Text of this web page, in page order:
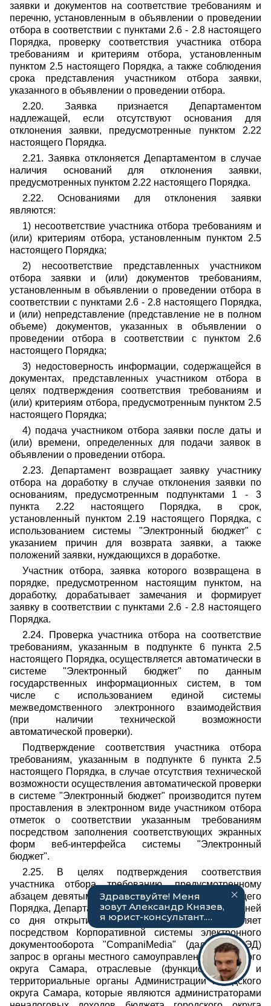
заявки и документов на соответствие требованиям и
перечню, установленным в объявлении о проведении
отбора в соответствии с пунктами 2.6 - 2.8 настоящего
Порядка, проверку соответствия участника отбора
требованиям и критериям отбора, установленным
пунктом 2.5 настоящего Порядка, а также соблюдения
срока представления участником отбора заявки,
указанного в объявлении о проведении отбора.
2.20. Заявка признается Департаментом
надлежащей, если отсутствуют основания для
отклонения заявки, предусмотренные пунктом 2.22
настоящего Порядка.
2.21. Заявка отклоняется Департаментом в случае
наличия оснований для отклонения заявки,
предусмотренных пунктом 2.22 настоящего Порядка.
2.22. Основаниями для отклонения заявки
являются:
1) несоответствие участника отбора требованиям и
(или) критериям отбора, установленным пунктом 2.5
настоящего Порядка;
2) несоответствие представленных участником
отбора заявки и (или) документов требованиям,
установленным в объявлении о проведении отбора в
соответствии с пунктами 2.6 - 2.8 настоящего Порядка,
и (или) непредставление (представление не в полном
объеме) документов, указанных в объявлении о
проведении отбора в соответствии с пунктом 2.6
настоящего Порядка;
3) недостоверность информации, содержащейся в
документах, представленных участником отбора в
целях подтверждения соответствия требованиям и
(или) критериям отбора, предусмотренным пунктом 2.5
настоящего Порядка;
4) подача участником отбора заявки после даты и
(или) времени, определенных для подачи заявок в
объявлении о проведении отбора.
2.23. Департамент возвращает заявку участнику
отбора на доработку в случае отклонения заявки по
основаниям, предусмотренным подпунктами 1 - 3
пункта 2.22 настоящего Порядка, в срок,
установленный пунктом 2.19 настоящего Порядка, с
использованием системы "Электронный бюджет" с
указанием причин для возврата заявки, а также
положений заявки, нуждающихся в доработке.
Участник отбора, заявка которого возвращена в
порядке, предусмотренном настоящим пунктом, на
доработку, дорабатывает замечания и формирует
заявку в соответствии с пунктами 2.6 - 2.8 настоящего
Порядка.
2.24. Проверка участника отбора на соответствие
требованиям, указанным в подпункте 6 пункта 2.5
настоящего Порядка, осуществляется автоматически в
системе "Электронный бюджет" по данным
государственных информационных систем, в том
числе с использованием единой системы
межведомственного электронного взаимодействия
(при наличии технической возможности
автоматической проверки).
Подтверждение соответствия участника отбора
требованиям, указанным в подпункте 6 пункта 2.5
настоящего Порядка, в случае отсутствия технической
возможности осуществления автоматической проверки
в системе "Электронный бюджет" производится путем
проставления в электронном виде участником отбора
отметок о соответствии указанным требованиям
посредством заполнения соответствующих экранных
форм веб-интерфейса системы "Электронный
бюджет".
2.25. В целях подтверждения соответствия
участника отбора требованию, предусмотренному
абзацем девятым подпункта 6 пункта 2.5 настоящего
Порядка, Департамент в течение 3 (трех) рабочих дней
со дня открытия доступа к заявкам направляет
посредством Корпоративной системы электронного
документооборота "CompaniMedia" (далее - СЭД)
запрос в органы местного самоуправления городского
округа Самара, отраслевые (функциональные) и
территориальные органы Администрации городского
округа Самара, которые являются администраторами